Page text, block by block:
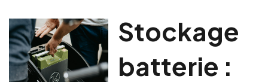
Stockage
batterie :